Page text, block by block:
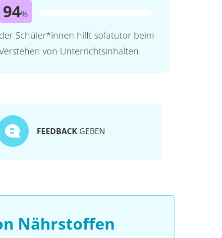
94%
Schüler*innen hilft sofatutor beim
von Unterrichtsinhalten.
FEEDBACK GEBEN
Nährstoffen